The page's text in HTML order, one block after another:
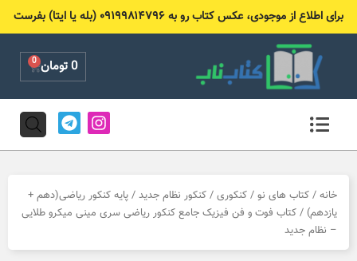
برای اطلاع از موجودی، عکس کتاب رو به ۰۹۱۹۹۸۱۴۷۹۶ (بله یا ایتا) بفرست
0تومان 0
Cart
I
n
s
g
r
m
T
e
l
r
a
خانه / کتاب های نو / کنکوری / کنکور نظام جدید / پایه کنکور ریاضی(دهم +
یازدهم) / کتاب فوت و فن فیزیک جامع کنکور ریاضی سری مینی میکرو طلایی
– نظام جدید